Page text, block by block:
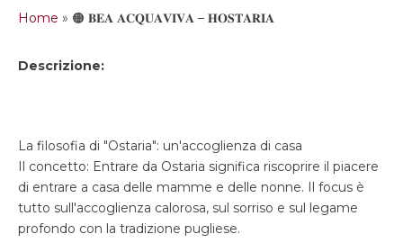
Home » 🟠 𝐁𝐄𝐀 𝐀𝐂𝐐𝐔𝐀𝐕𝐈𝐕𝐀 – 𝐇𝐎𝐒𝐓𝐀𝐑𝐈𝐀
Descrizione:
La filosofia di "Ostaria": un'accoglienza di casa
Il concetto: Entrare da Ostaria significa riscoprire il piacere
di entrare a casa delle mamme e delle nonne. Il focus è
tutto sull'accoglienza calorosa, sul sorriso e sul legame
profondo con la tradizione pugliese.